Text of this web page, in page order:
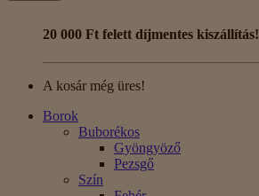
20 000 Ft felett díjmentes kiszállítás!
A kosár még üres!
Borok
Buborékos
Gyöngyöző
Pezsgő
Szín